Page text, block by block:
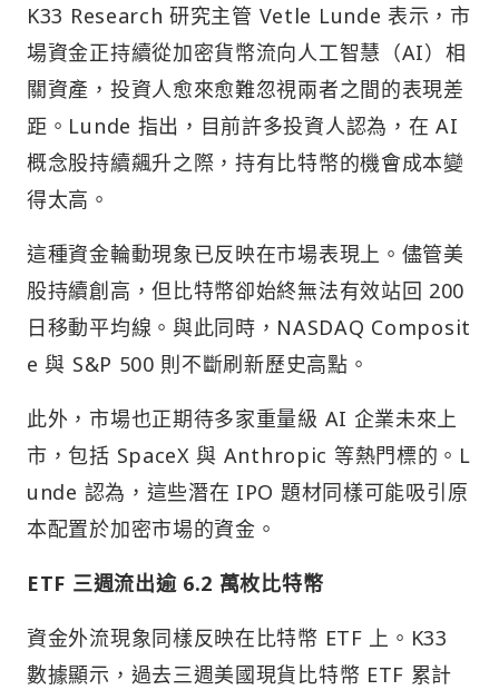
K33 Research 研究主管 Vetle Lunde 表示，市
場資金正持續從加密貨幣流向人工智慧（AI）相
關資產，投資人愈來愈難忽視兩者之間的表現差
距。Lunde 指出，目前許多投資人認為，在 AI
概念股持續飆升之際，持有比特幣的機會成本變
得太高。
這種資金輪動現象已反映在市場表現上。儘管美
股持續創高，但比特幣卻始終無法有效站回 200
日移動平均線。與此同時，NASDAQ Composit
e 與 S&P 500 則不斷刷新歷史高點。
此外，市場也正期待多家重量級 AI 企業未來上
市，包括 SpaceX 與 Anthropic 等熱門標的。L
unde 認為，這些潛在 IPO 題材同樣可能吸引原
本配置於加密市場的資金。
ETF 三週流出逾 6.2 萬枚比特幣
資金外流現象同樣反映在比特幣 ETF 上。K33
數據顯示，過去三週美國現貨比特幣 ETF 累計